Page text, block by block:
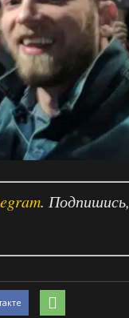
. Подпишись,